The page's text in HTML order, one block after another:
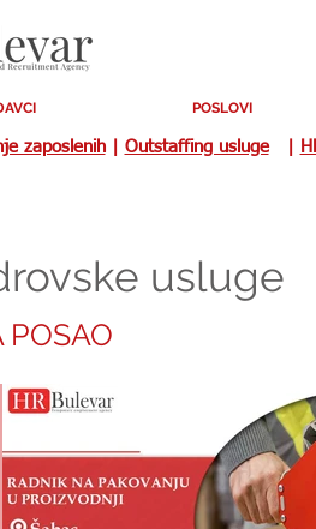
POSLOVI
zaposlenih| Outstaffing usluge|
usluge
POSAO